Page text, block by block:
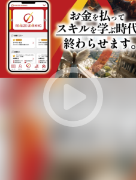
テクノロジー・ガジ
映像・映画
ビジネス・起業
まちづくり・地域活
CAMPFIREふるさと納